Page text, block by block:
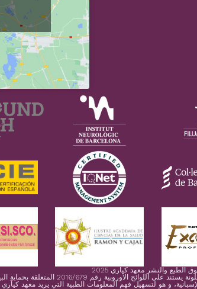
الطبع والنشر معهد كياري 2025
رقم 2016/679 المتعلقة بحماية البيانات الشخصية
و هو لتسهيل فهم المعلومات الطبية التي يريد معهد